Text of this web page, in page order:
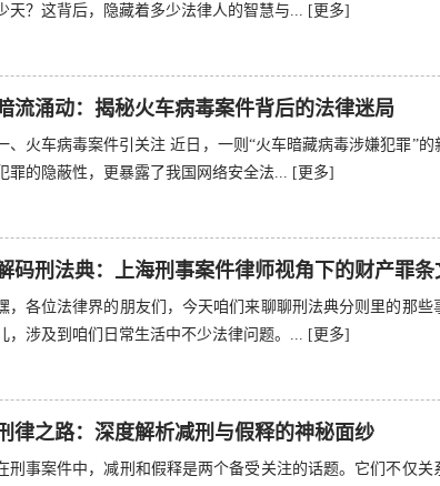
天？这背后，隐藏着多少法律人的智慧与... [更多]
流涌动：揭秘火车病毒案件背后的法律迷局
、火车病毒案件引关注 近日，一则“火车暗藏病毒涉嫌犯罪”
罪的隐蔽性，更暴露了我国网络安全法... [更多]
码刑法典：上海刑事案件律师视角下的财产罪条
，各位法律界的朋友们，今天咱们来聊聊刑法典分则里的那
，涉及到咱们日常生活中不少法律问题。... [更多]
律之路：深度解析减刑与假释的神秘面纱
刑事案件中，减刑和假释是两个备受关注的话题。它们不仅